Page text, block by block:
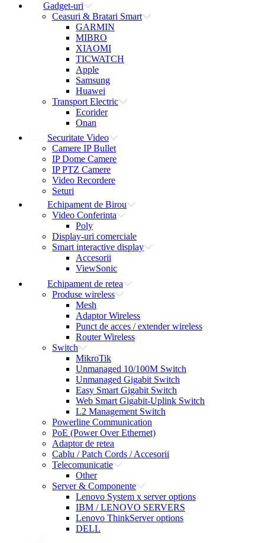
Gadget-uri
Ceasuri & Bratari Smart
GARMIN
MIBRO
XIAOMI
TICWATCH
Apple
Samsung
Huawei
Transport Electric
Ecorider
Onan
Securitate Video
Camere IP Bullet
IP Dome Camere
IP PTZ Camere
Video Recordere
Seturi
Echipament de Birou
Video Conferinta
Poly
Display-uri comerciale
Smart interactive display
Accesorii
ViewSonic
Echipament de retea
Produse wireless
Mesh
Adaptor Wireless
Punct de acces / extender wireless
Router Wireless
Switch
MikroTik
Unmanaged 10/100M Switch
Unmanaged Gigabit Switch
Easy Smart Gigabit Switch
Web Smart Gigabit-Uplink Switch
L2 Management Switch
Powerline Communication
PoE (Power Over Ethernet)
Adaptor de retea
Cablu / Patch Cords / Accesorii
Telecomunicatie
Other
Server & Componente
Lenovo System x server options
IBM / LENOVO SERVERS
Lenovo ThinkServer options
DELL